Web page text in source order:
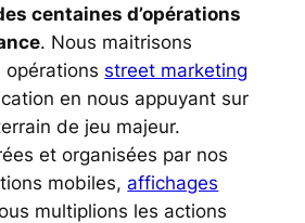
centaines d’opérations
. Nous maitrisons
opérations street marketing
en nous appuyant sur
de jeu majeur.
et organisées par nos
mobiles, affichages
multiplions les actions